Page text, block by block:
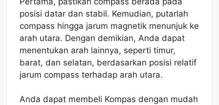
posisi datar dan stabil. Kemudian, putarlah
compass hingga jarum magnetik menunjuk ke
arah utara. Dengan demikian, Anda dapat
menentukan arah lainnya, seperti timur,
barat, dan selatan, berdasarkan posisi relatif
jarum compass terhadap arah utara.
Anda dapat membeli Kompas dengan mudah